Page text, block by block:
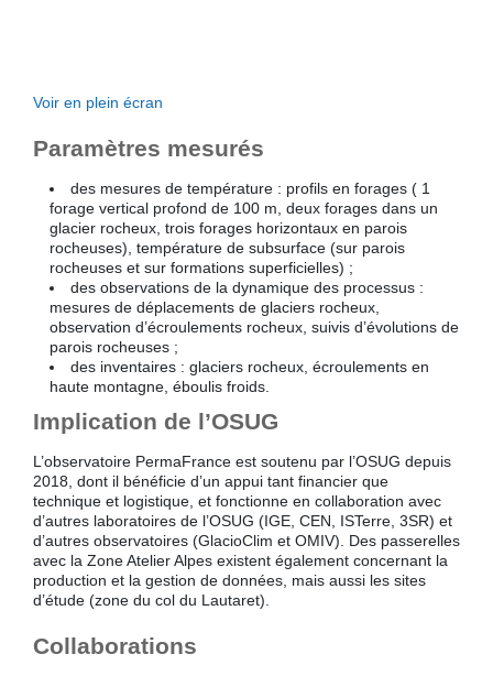
Voir en plein écran
Paramètres mesurés
des mesures de température : profils en forages ( 1
forage vertical profond de 100 m, deux forages dans un
glacier rocheux, trois forages horizontaux en parois
rocheuses), température de subsurface (sur parois
rocheuses et sur formations superficielles) ;
des observations de la dynamique des processus :
mesures de déplacements de glaciers rocheux,
observation d’écroulements rocheux, suivis d’évolutions de
parois rocheuses ;
des inventaires : glaciers rocheux, écroulements en
haute montagne, éboulis froids.
Implication de l’OSUG
L’observatoire PermaFrance est soutenu par l’OSUG depuis
2018, dont il bénéficie d’un appui tant financier que
technique et logistique, et fonctionne en collaboration avec
d’autres laboratoires de l’OSUG (IGE, CEN, ISTerre, 3SR) et
d’autres observatoires (GlacioClim et OMIV). Des passerelles
avec la Zone Atelier Alpes existent également concernant la
production et la gestion de données, mais aussi les sites
d’étude (zone du col du Lautaret).
Collaborations